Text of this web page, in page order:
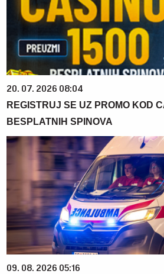
20. 07. 2026 08:04
REGISTRUJ SE UZ PROMO KOD
BESPLATNIH SPINOVA
09. 08. 2026 05:16